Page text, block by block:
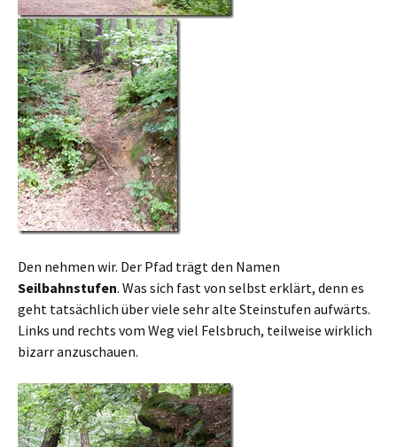
Den nehmen wir. Der Pfad trägt den Namen
Seilbahnstufen. Was sich fast von selbst erklärt, denn es
geht tatsächlich über viele sehr alte Steinstufen aufwärts.
Links und rechts vom Weg viel Felsbruch, teilweise wirklich
bizarr anzuschauen.